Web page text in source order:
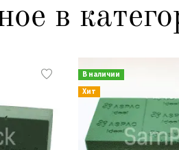
в
В наличии
Хит